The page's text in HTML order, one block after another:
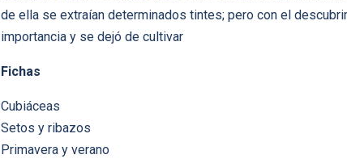
de ella se extraían determinados tintes; pero con el
importancia y se dejó de cultivar
Fichas
Cubiáceas
Setos y ribazos
Primavera y verano